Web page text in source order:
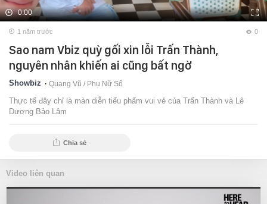
0:00
1 năm trước 0
Sao nam Vbiz quỳ gối xin lỗi Trấn Thành,
nguyên nhân khiến ai cũng bất ngờ
Showbiz Quang Vũ / Phụ Nữ Số
Thực tế đây chỉ là màn diễn tiểu phẩm vui vẻ của Trấn Thành và Lê
Dương Bảo Lâm
Chia sẻ
Video liên quan